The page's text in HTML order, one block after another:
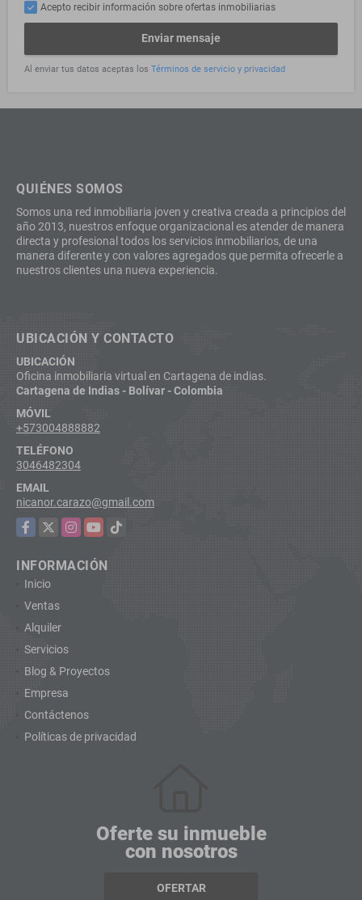
Acepto recibir información sobre ofertas inmobiliarias
Enviar mensaje
Al enviar tus datos aceptas los Términos de servicio y privacidad
QUIÉNES SOMOS
Somos una red inmobiliaria joven y creativa creada a principios del
año 2013, nuestros enfoque organizacional es atender de manera
directa y profesional todos los servicios inmobiliarios, de una
manera diferente y con valores agregados que permita ofrecerle a
nuestros clientes una nueva experiencia.
UBICACIÓN Y CONTACTO
UBICACIÓN
Oficina inmobiliaria virtual en Cartagena de indias.
Cartagena de Indias - Bolívar - Colombia
MÓVIL
+573004888882
TELÉFONO
3046482304
EMAIL
nicanor.carazo@gmail.com
Facebook
X Instagram
YouTubeTikTok
INFORMACIÓN
Inicio
Ventas
Alquiler
Servicios
Blog & Proyectos
Empresa
Contáctenos
Políticas de privacidad
Oferte su inmueble
con nosotros
OFERTAR